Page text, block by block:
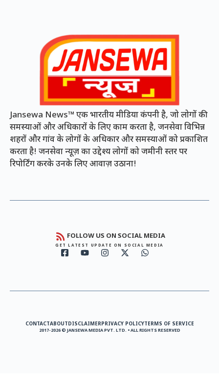
Jansewa News™ एक भारतीय मीडिया कंपनी है, जो लोगों की
समस्याओं और अधिकारों के लिए काम करता है, जनसेवा विभिन्न
शहरों और गांव के लोगों के अधिकार और समस्याओं को प्रकाशित
करता है! जनसेवा न्यूज़ का उद्देश्य लोगों को जमीनी स्तर पर
रिपोर्टिंग करके उनके लिए आवाज़ उठाना!
FOLLOW US ON SOCIAL MEDIA
GET LATEST UPDATE ON SOCIAL MEDIA
CONTACTABOUTDISCLAIMERPRIVACY POLICYTERMS OF SERVICE
2017-2026 © JANSEWA MEDIA PVT. LTD. • ALL RIGHTS RESERVED